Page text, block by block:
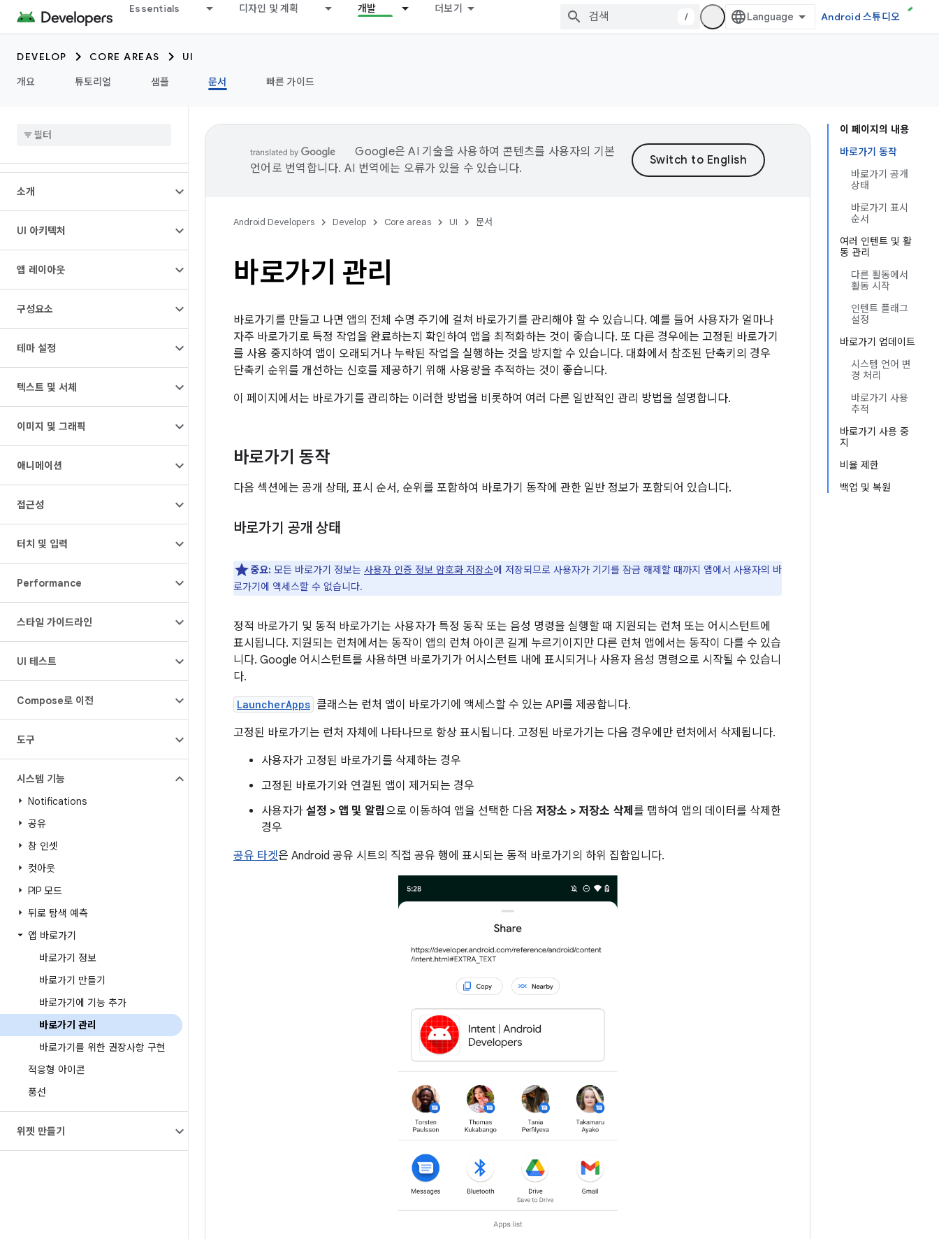
Essentials 디자인 및 계획 개발 더보기
/ Android 스튜디오
DEVELOP CORE AREAS
UI
개요
튜토리얼 샘플 문서 빠른 가이드
소개
UI 아키텍처
앱 레이아웃
구성요소
테마 설정
텍스트 및 서체
이미지 및 그래픽
애니메이션
접근성
터치 및 입력
Performance
스타일 가이드라인
UI 테스트
Compose로 이전
도구
시스템 기능
Notifications
공유
창 인셋
컷아웃
PIP 모드
뒤로 탐색 예측
앱 바로가기
바로가기 정보
바로가기 만들기
바로가기에 기능 추가
바로가기 관리
바로가기를 위한 권장사항 구현
적응형 아이콘
풍선
위젯 만들기
이 페이지의 내용
바로가기 동작
바로가기 공개
상태
바로가기 표시
순서
여러 인텐트 및 활
동 관리
다른 활동에서
활동 시작
인텐트 플래그
설정
바로가기 업데이트
시스템 언어 변
경 처리
바로가기 사용
추적
바로가기 사용 중
지
비율 제한
백업 및 복원
Google은 AI 기술을 사용하여 콘텐츠를 사용자의 기본
언어로 번역합니다. AI 번역에는 오류가 있을 수 있습니다.
Android Developers Develop Core areas UI 문서
바로가기 관리
바로가기를 만들고 나면 앱의 전체 수명 주기에 걸쳐 바로가기를 관리해야 할 수 있습니다. 예를 들어 사용자가 얼마나
자주 바로가기로 특정 작업을 완료하는지 확인하여 앱을 최적화하는 것이 좋습니다. 또 다른 경우에는 고정된 바로가기
를 사용 중지하여 앱이 오래되거나 누락된 작업을 실행하는 것을 방지할 수 있습니다. 대화에서 참조된 단축키의 경우
단축키 순위를 개선하는 신호를 제공하기 위해 사용량을 추적하는 것이 좋습니다.
이 페이지에서는 바로가기를 관리하는 이러한 방법을 비롯하여 여러 다른 일반적인 관리 방법을 설명합니다.
바로가기 동작
다음 섹션에는 공개 상태, 표시 순서, 순위를 포함하여 바로가기 동작에 관한 일반 정보가 포함되어 있습니다.
바로가기 공개 상태
중요: 모든 바로가기 정보는 사용자 인증 정보 암호화 저장소에 저장되므로 사용자가 기기를 잠금 해제할 때까지 앱에서 사용자의 바
로가기에 액세스할 수 없습니다.
정적 바로가기 및 동적 바로가기는 사용자가 특정 동작 또는 음성 명령을 실행할 때 지원되는 런처 또는 어시스턴트에
표시됩니다. 지원되는 런처에서는 동작이 앱의 런처 아이콘 길게 누르기이지만 다른 런처 앱에서는 동작이 다를 수 있습
니다. Google 어시스턴트를 사용하면 바로가기가 어시스턴트 내에 표시되거나 사용자 음성 명령으로 시작될 수 있습니
다.
LauncherApps 클래스는 런처 앱이 바로가기에 액세스할 수 있는 API를 제공합니다.
고정된 바로가기는 런처 자체에 나타나므로 항상 표시됩니다. 고정된 바로가기는 다음 경우에만 런처에서 삭제됩니다.
사용자가 고정된 바로가기를 삭제하는 경우
고정된 바로가기와 연결된 앱이 제거되는 경우
사용자가 설정 > 앱 및 알림으로 이동하여 앱을 선택한 다음 저장소 > 저장소 삭제 를 탭하여 앱의 데이터를 삭제한
경우
공유 타겟은 Android 공유 시트의 직접 공유 행에 표시되는 동적 바로가기의 하위 집합입니다.